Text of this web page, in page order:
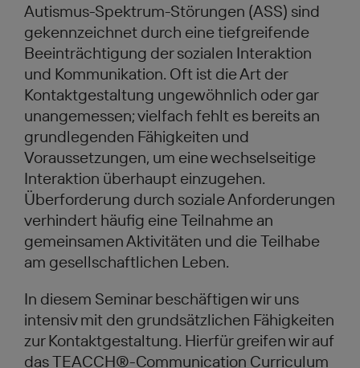
Autismus-Spektrum-Störungen (ASS) sind
gekennzeichnet durch eine tiefgreifende
Beeinträchtigung der sozialen Interaktion
und Kommunikation. Oft ist die Art der
Kontaktgestaltung ungewöhnlich oder gar
unangemessen; vielfach fehlt es bereits an
grundlegenden Fähigkeiten und
Voraussetzungen, um eine wechselseitige
Interaktion überhaupt einzugehen.
Überforderung durch soziale Anforderungen
verhindert häufig eine Teilnahme an
gemeinsamen Aktivitäten und die Teilhabe
am gesellschaftlichen Leben.
In diesem Seminar beschäftigen wir uns
intensiv mit den grundsätzlichen Fähigkeiten
zur Kontaktgestaltung. Hierfür greifen wir auf
das TEACCH®-Communication Curriculum